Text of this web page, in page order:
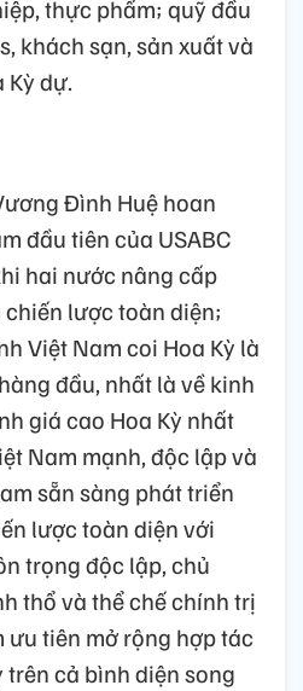
thực phẩm; quỹ đầu
khách sạn, sản xuất và
Kỳ dự.
Đình Huệ hoan
đầu tiên của USABC
hai nước nâng cấp
lược toàn diện;
Việt Nam coi Hoa Kỳ là
đầu, nhất là về kinh
giá cao Hoa Kỳ nhất
Nam mạnh, độc lập và
sẵn sàng phát triển
lược toàn diện với
trọng độc lập, chủ
thổ và thể chế chính trị
ưu tiên mở rộng hợp tác
trên cả bình diện song